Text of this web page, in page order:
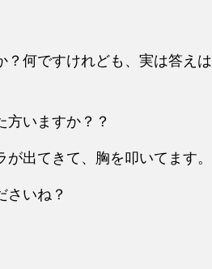
？何ですけれども、実は答えは
方いますか？？
出てきて、胸を叩いてます。
さいね？